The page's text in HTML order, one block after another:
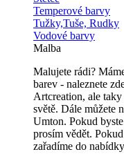
Temperové barvy
Tužky,Tuše, Rudky
Vodové barvy
Malba
Malujete rádi?
barev - naleznete
Artcreation, ale
světě. Dále můžete
Umton. Pokud
prosím vědět.
zařadíme do